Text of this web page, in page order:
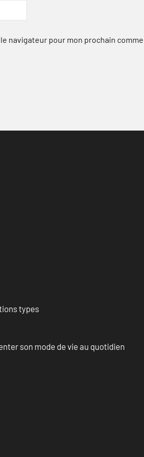
navigateur pour mon prochain
types
son mode de vie au quotidien